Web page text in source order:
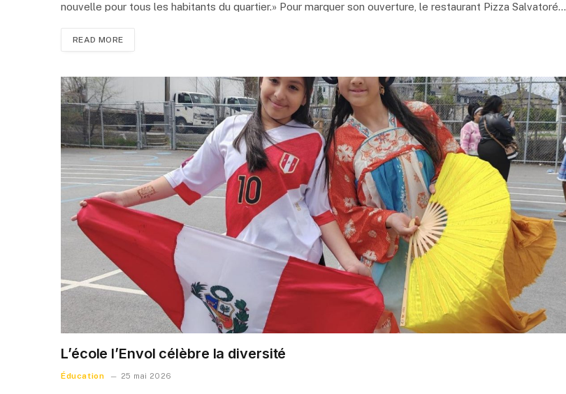
nouvelle pour tous les habitants du quartier.» Pour marquer son ouverture, le restaurant Pizza Salvatoré…
READ MORE
L’école l’Envol célèbre la diversité
Éducation 25 mai 2026